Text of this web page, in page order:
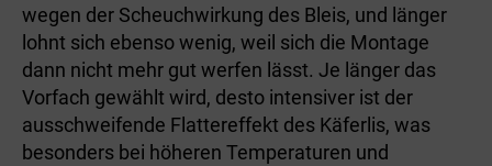
wegen der Scheuchwirkung des Bleis, und länger
lohnt sich ebenso wenig, weil sich die Montage
dann nicht mehr gut werfen lässt. Je länger das
Vorfach gewählt wird, desto intensiver ist der
ausschweifende Flattereffekt des Käferlis, was
besonders bei höheren Temperaturen und